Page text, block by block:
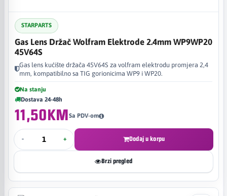
STARPARTS
Gas Lens Držač Wolfram Elektrode 2.4mm WP9WP20
45V64S
Gas lens kućište držača 45V64S za volfram elektrodu promjera 2,4
mm, kompatibilno sa TIG gorionicima WP9 i WP20.
Na stanju
Dostava 24-48h
11,50KMSa PDV-om
- + Dodaj u korpu
Brzi pregled